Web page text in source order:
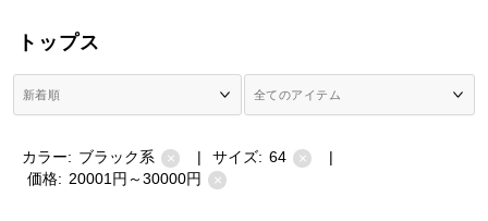
トップス
カラー: ブラック系 × | サイズ: 64 ×
|
価格: 20001円～30000円 ×